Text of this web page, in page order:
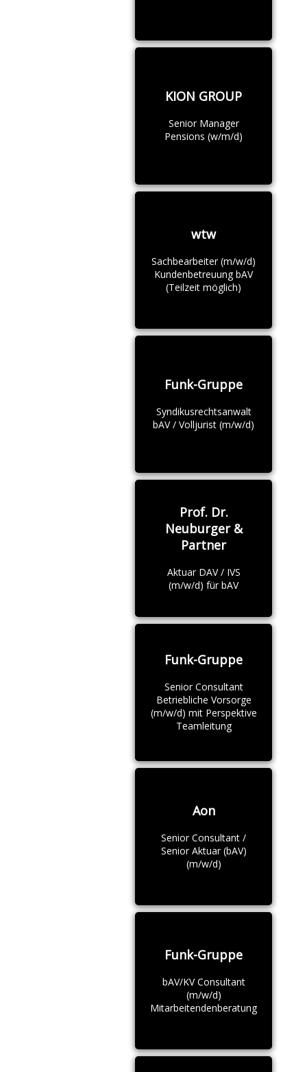
KION GROUP
Senior Manager
Pensions (w/m/d)
wtw
Sachbearbeiter (m/w/d)
Kundenbetreuung bAV
(Teilzeit möglich)
Funk-Gruppe
Syndikusrechtsanwalt
bAV / Volljurist (m/w/d)
Prof. Dr.
Neuburger &
Partner
Aktuar DAV / IVS
(m/w/d) für bAV
Funk-Gruppe
Senior Consultant
Betriebliche Vorsorge
(m/w/d) mit Perspektive
Teamleitung
Aon
Senior Consultant /
Senior Aktuar (bAV)
(m/w/d)
Funk-Gruppe
bAV/KV Consultant
(m/w/d)
Mitarbeitendenberatung